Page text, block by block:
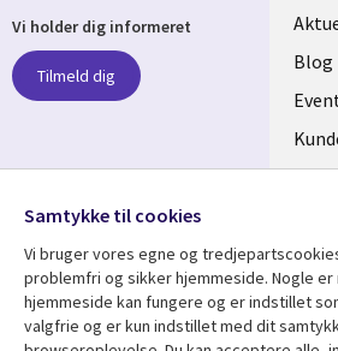
links
Blog
Se mere
Vi holder dig informeret
Tilmeld dig
Media
DENMARK
Samtykke til cookies
Vi bruger vores egne og
problemfri og sikker hjemmeside. Nogle
hjemmeside kan fungere og er indstillet
valgfrie og er kun indstillet med dit